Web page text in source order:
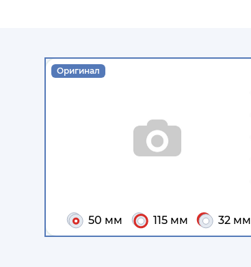
Оригинал
50 мм 115 мм 32 мм